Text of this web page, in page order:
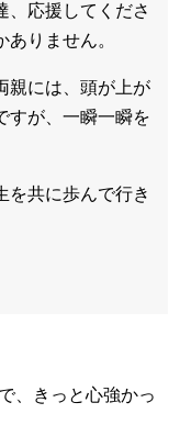
、応援してくださ
りません。
親には、頭が上が
すが、一瞬一瞬を
を共に歩んで行き
、きっと心強かっ